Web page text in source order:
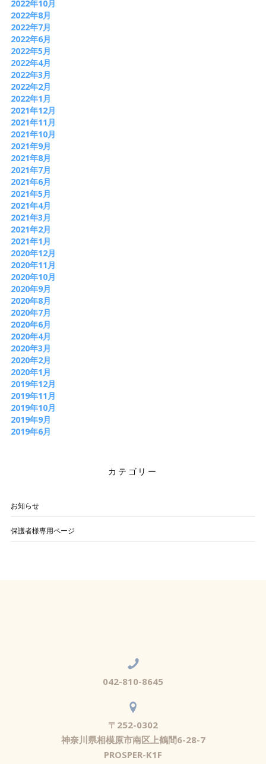
2022年10月
2022年8月
2022年7月
2022年6月
2022年5月
2022年4月
2022年3月
2022年2月
2022年1月
2021年12月
2021年11月
2021年10月
2021年9月
2021年8月
2021年7月
2021年6月
2021年5月
2021年4月
2021年3月
2021年2月
2021年1月
2020年12月
2020年11月
2020年10月
2020年9月
2020年8月
2020年7月
2020年6月
2020年4月
2020年3月
2020年2月
2020年1月
2019年12月
2019年11月
2019年10月
2019年9月
2019年6月
カテゴリー
お知らせ
保護者様専用ページ
042-810-8645
〒252-0302
神奈川県相模原市南区上鶴間6-28-7
PROSPER-K1F